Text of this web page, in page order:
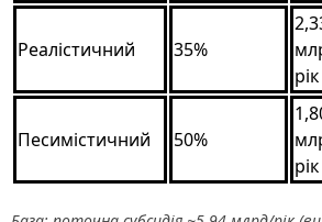
Реалістичний 35%
рік
Песимістичний 50%
рік